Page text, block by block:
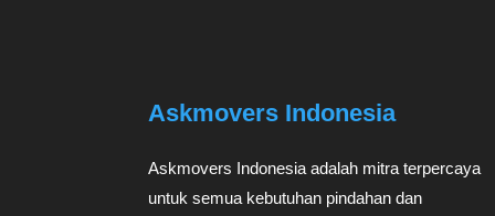
Askmovers Indonesia
Askmovers Indonesia adalah mitra terpercaya
untuk semua kebutuhan pindahan dan